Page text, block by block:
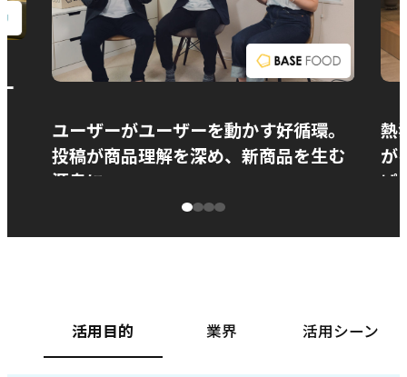
ユーザーがユーザーを動かす好循環。
投稿が商品理解を深め、新商品を生む
源泉に
熱
が
ぱ
活用目的 業界 活用シーン